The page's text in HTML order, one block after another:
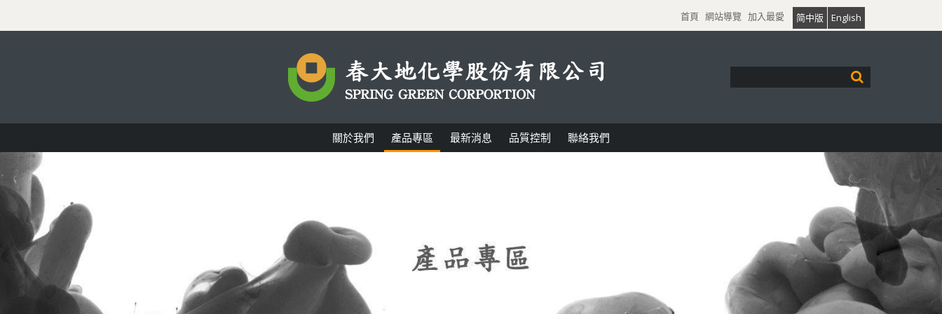
首頁 網站導覽 加入最愛 简中版 English
關於我們 產品專區 最新消息 品質控制 聯絡我們